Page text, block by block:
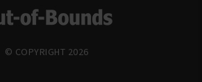
© COPYRIGHT 2026